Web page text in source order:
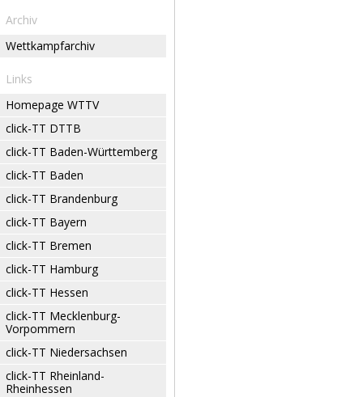
Archiv
Wettkampfarchiv
Links
Homepage WTTV
click-TT DTTB
click-TT Baden-Württemberg
click-TT Baden
click-TT Brandenburg
click-TT Bayern
click-TT Bremen
click-TT Hamburg
click-TT Hessen
click-TT Mecklenburg-
Vorpommern
click-TT Niedersachsen
click-TT Rheinland-
Rheinhessen